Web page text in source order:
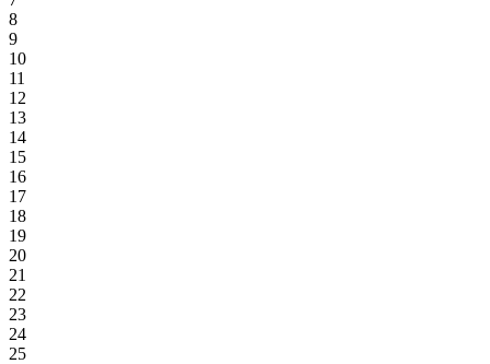
8
9
10
11
12
13
14
15
16
17
18
19
20
21
22
23
24
25